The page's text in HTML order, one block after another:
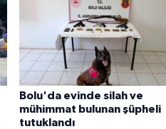
Bolu'da evinde silah ve
mühimmat bulunan şüpheli
tutuklandı